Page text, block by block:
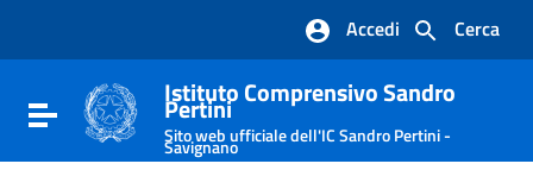
Vai al footer
Cerca
Accedi
Attiva / disattiva la navigazione
Istituto Comprensivo Sandro
Pertini
Sito web ufficiale dell'IC Sandro Pertini -
Savignano